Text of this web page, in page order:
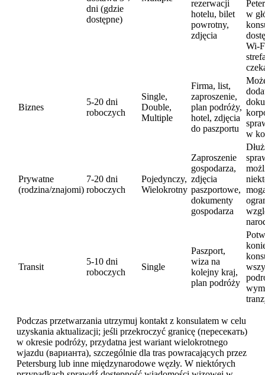
dni (gdzie
dostępne)
rezerwacji
hotelu, bilet
powrotny,
zdjęcia
w
Wi-
Biznes
5-20 dni
roboczych
Single,
Double,
Multiple
Firma, list,
zaproszenie,
plan podróży,
hotel, zdjęcia
do paszportu
w
Prywatne
(rodzina/znajomi)
7-20 dni
roboczych
Pojedynczy,
Wielokrotny
Zaproszenie
gospodarza,
zdjęcia
paszportowe,
dokumenty
gospodarza
Transit
5-10 dni
roboczych
Single
Paszport,
wiza na
kolejny kraj,
plan podróży
Podczas przetwarzania utrzymuj kontakt z konsulatem w celu
uzyskania aktualizacji; jeśli przekroczyć granicę (пересекать)
w okresie podróży, przydatna jest wariant wielokrotnego
wjazdu (варианта), szczególnie dla tras powracających przez
Petersburg lub inne międzynarodowe węzły. W niektórych